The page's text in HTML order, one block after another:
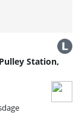
Station,